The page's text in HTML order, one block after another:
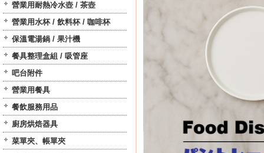
營業用耐熱冷水壺 / 茶壺
營業用水杯 / 飲料杯 / 咖啡杯
保溫電湯鍋 / 果汁機
餐具整理盒組 / 吸管座
吧台附件
營業用餐具
餐飲服務用品
廚房烘焙器具
菜單夾、帳單夾